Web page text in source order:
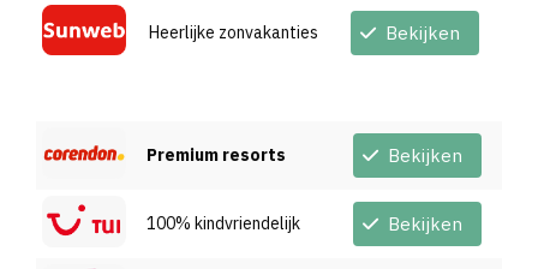
Heerlijke zonvakanties Bekijken
Premium resorts Bekijken
100% kindvriendelijk Bekijken